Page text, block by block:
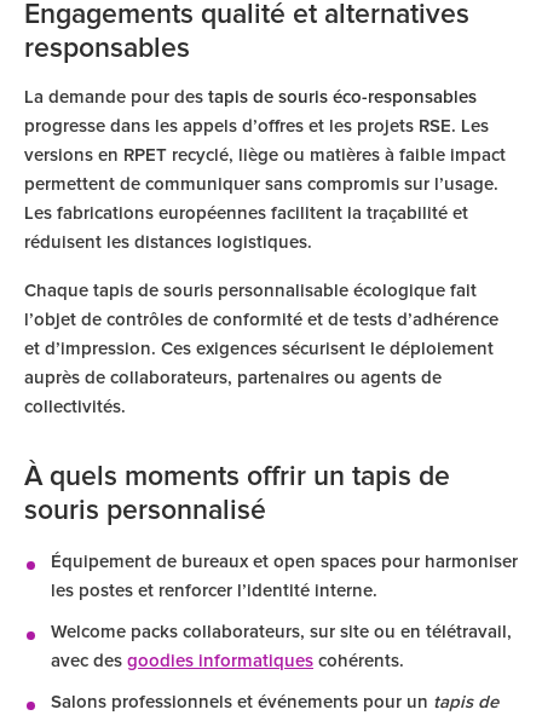
Engagements qualité et alternatives
responsables
La demande pour des tapis de souris éco-responsables
progresse dans les appels d’offres et les projets RSE. Les
versions en RPET recyclé, liège ou matières à faible impact
permettent de communiquer sans compromis sur l’usage.
Les fabrications européennes facilitent la traçabilité et
réduisent les distances logistiques.
Chaque tapis de souris personnalisable écologique fait
l’objet de contrôles de conformité et de tests d’adhérence
et d’impression. Ces exigences sécurisent le déploiement
auprès de collaborateurs, partenaires ou agents de
collectivités.
À quels moments offrir un tapis de
souris personnalisé
Équipement de bureaux et open spaces pour harmoniser
les postes et renforcer l’identité interne.
Welcome packs collaborateurs, sur site ou en télétravail,
avec des goodies informatiques cohérents.
Salons professionnels et événements pour un tapis de